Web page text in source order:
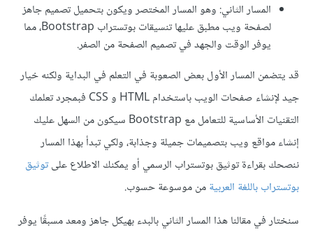
المسار الثاني: وهو المسار المختصر ويكون بتحميل تصميم جاهز
لصفحة ويب مطبق عليها تنسيقات بوتستراب Bootstrap، مما
يوفر الوقت والجهد في تصميم الصفحة من الصفر.
قد يتضمن المسار الأول بعض الصعوبة في التعلم في البداية ولكنه خيار
جيد لإنشاء صفحات الويب باستخدام HTML و CSS فبمجرد تعلمك
التقنيات الأساسية للتعامل مع Bootstrap سيكون من السهل عليك
إنشاء مواقع ويب بتصميمات جميلة وجذابة، ولكي تبدأ بهذا المسار
ننصحك بقراءة توثيق بوتستراب الرسمي أو يمكنك الاطلاع علىتوثيق
بوتستراب باللغة العربيةمن موسوعة حسوب.
سنختار في مقالنا هذا المسار الثاني بالبدء بهيكل جاهز ومعد مسبقًا يوفر